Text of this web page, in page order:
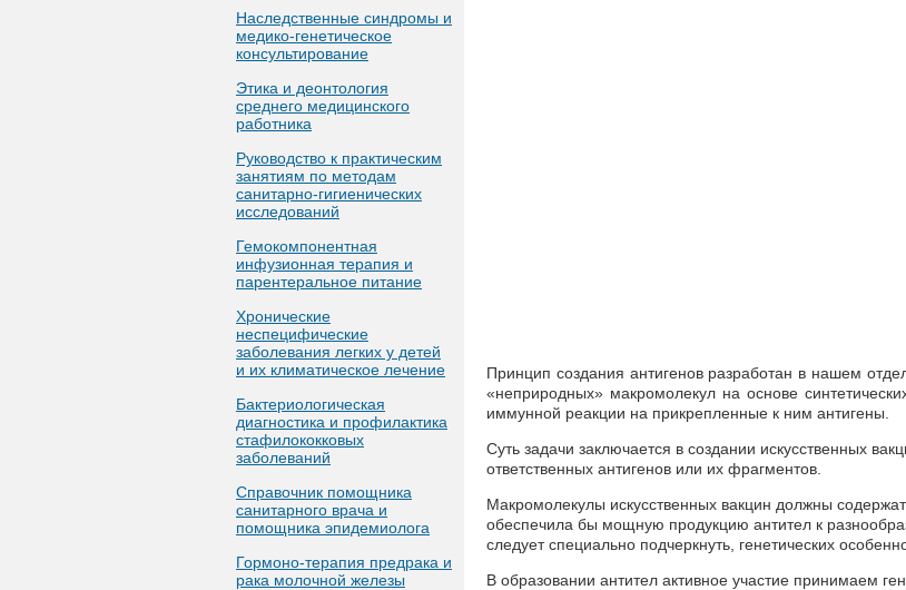
Наследственные синдромы и
медико-генетическое
консультирование
Этика и деонтология
среднего медицинского
работника
Руководство к практическим
занятиям по методам
санитарно-гигиенических
исследований
Гемокомпонентная
инфузионная терапия и
парентеральное питание
Хронические
неспецифические
заболевания легких у детей
и их климатическое лечение
Бактериологическая
диагностика и профилактика
стафилококковых
заболеваний
Справочник помощника
санитарного врача и
помощника эпидемиолога
Гормоно-терапия предрака и
рака молочной железы
Принцип создания антигенов разработан в нашем
«неприродных» макромолекул на основе
иммунной реакции на прикрепленные к ним антигены.
Суть задачи заключается в создании искусственных
ответственных антигенов или их фрагментов.
Макромолекулы искусственных вакцин должны
обеспечила бы мощную продукцию антител к
следует специально подчеркнуть, генетических
В образовании антител активное участие принимаем